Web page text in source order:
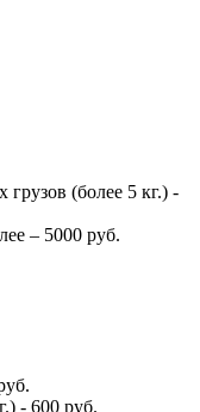
(более 5 кг.) -
– 5000 руб.
- 600 руб.